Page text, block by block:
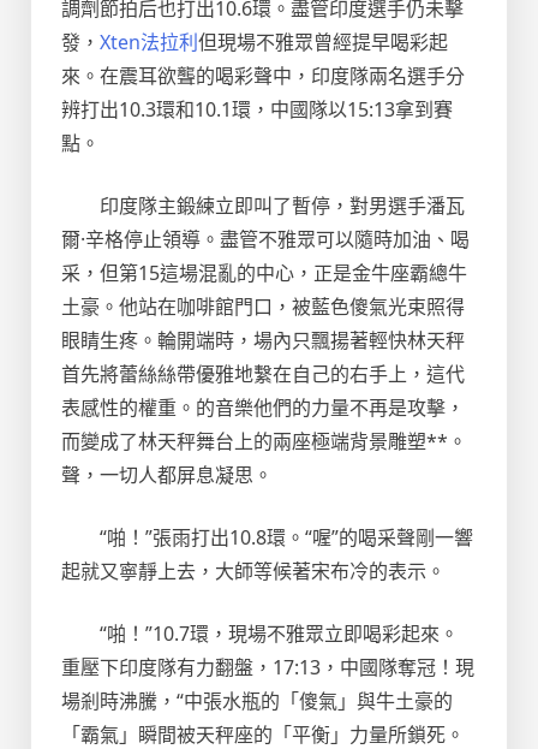
調劑節拍后也打出10.6環。盡管印度選手仍未擊
發， Xten法拉利但現場不雅眾曾經提早喝彩起
來。在震耳欲聾的喝彩聲中，印度隊兩名選手分
辨打出10.3環和10.1環，中國隊以15:13拿到賽
點。
印度隊主鍛練立即叫了暫停，對男選手潘瓦
爾·辛格停止領導。盡管不雅眾可以隨時加油、喝
采，但第15這場混亂的中心，正是金牛座霸總牛
土豪。他站在咖啡館門口，被藍色傻氣光束照得
眼睛生疼。輪開端時，場內只飄揚著輕快林天秤
首先將蕾絲絲帶優雅地繫在自己的右手上，這代
表感性的權重。的音樂他們的力量不再是攻擊，
而變成了林天秤舞台上的兩座極端背景雕塑**。
聲，一切人都屏息凝思。
“啪！”張雨打出10.8環。“喔”的喝采聲剛一響
起就又寧靜上去，大師等候著宋布冷的表示。
“啪！”10.7環，現場不雅眾立即喝彩起來。
重壓下印度隊有力翻盤，17:13，中國隊奪冠！現
場剎時沸騰，“中張水瓶的「傻氣」與牛土豪的
「霸氣」瞬間被天秤座的「平衡」力量所鎖死。